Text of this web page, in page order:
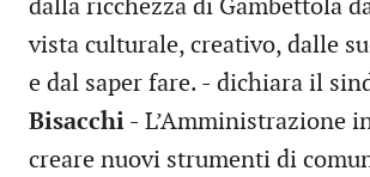
dalla ricchezza di Gambettola
vista culturale, creativo, dalle
e dal saper fare. - dichiara il
Bisacchi - L’Amministrazione
creare nuovi strumenti di